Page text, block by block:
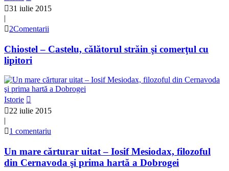
31 iulie 2015
|
2Comentarii
Chiostel – Castelu, călătorul străin şi comerţul cu
lipitori
Istorie
22 iulie 2015
|
1 comentariu
Un mare cărturar uitat – Iosif Mesiodax, filozoful
din Cernavoda şi prima hartă a Dobrogei